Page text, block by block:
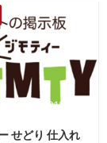
2018/4/12
せどり 仕入れ